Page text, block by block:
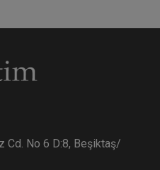
Cd. No 6 D:8, Beşiktaş/